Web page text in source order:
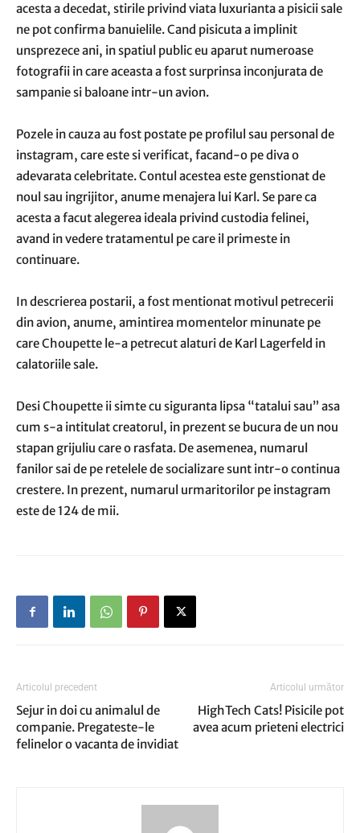
acesta a decedat, stirile privind viata luxurianta a pisicii sale
ne pot confirma banuielile. Cand pisicuta a implinit
unsprezece ani, in spatiul public eu aparut numeroase
fotografii in care aceasta a fost surprinsa inconjurata de
sampanie si baloane intr-un avion.
Pozele in cauza au fost postate pe profilul sau personal de
instagram, care este si verificat, facand-o pe diva o
adevarata celebritate. Contul acestea este genstionat de
noul sau ingrijitor, anume menajera lui Karl. Se pare ca
acesta a facut alegerea ideala privind custodia felinei,
avand in vedere tratamentul pe care il primeste in
continuare.
In descrierea postarii, a fost mentionat motivul petrecerii
din avion, anume, amintirea momentelor minunate pe
care Choupette le-a petrecut alaturi de Karl Lagerfeld in
calatoriile sale.
Desi Choupette ii simte cu siguranta lipsa “tatalui sau” asa
cum s-a intitulat creatorul, in prezent se bucura de un nou
stapan grijuliu care o rasfata. De asemenea, numarul
fanilor sai de pe retelele de socializare sunt intr-o continua
crestere. In prezent, numarul urmaritorilor pe instagram
este de 124 de mii.
Articolul precedent
Sejur in doi cu animalul de
companie. Pregateste-le
felinelor o vacanta de invidiat
Articolul următor
HighTech Cats! Pisicile pot
avea acum prieteni electrici